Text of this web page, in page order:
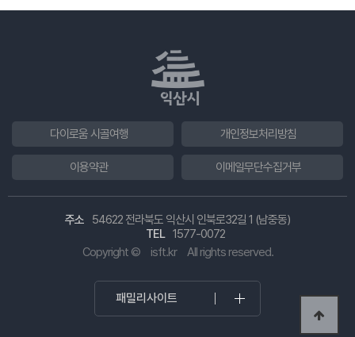
다이로움 시골여행 개인정보처리방침
이용약관 이메일무단수집거부
주소
54622 전라북도 익산시 인북로32길 1 (남중동)
TEL 1577-0072
Copyright ©
isft.kr All rights reserved.
패밀리사이트